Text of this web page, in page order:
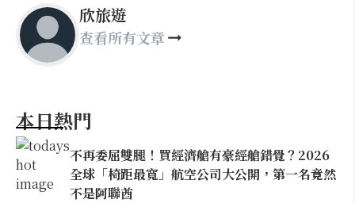
欣旅遊
查看所有文章
本日熱門
不再委屈雙腿！買經濟艙有豪經艙錯覺？2026
全球「椅距最寬」航空公司大公開，第一名竟然
不是阿聯酋